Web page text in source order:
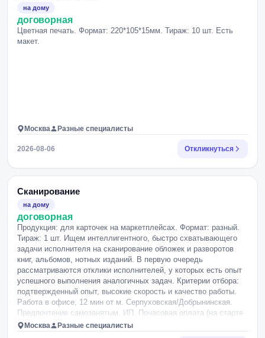
на дому
договорная
Цветная печать. Формат: 220*105*15мм. Тираж: 10 шт. Есть
макет.
Москва Разные специалисты
2026-08-06 Откликнуться
Сканирование
на дому
договорная
Продукция: для карточек на маркетплейсах. Формат: разный.
Тираж: 1 шт. Ищeм интеллигентного, быстро схватывающего
задачи исполнителя на сканирование обложек и разворотов
книг, альбомов, нотных изданий. В первую очередь
рассматриваются отклики исполнителей, у которых есть опыт
успешного выполнения аналогичных задач. Критерии отбора:
подтвержденный опыт, высокие скорость и качество работы.
Работа в офисе, 12 мин от м. Серпуховская/Добрынинская.
Предпочтение самозанятым, ИП. Почасовая оплата (на старте
350 р/час, по результатам работ - выше). Есть норматив -
обработка 8-10 книг в час (первые 3 дня), затем - 12-15 книг в
Москва Разные специалисты